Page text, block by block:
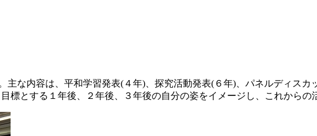
主な内容は、平和学習発表(４年)、探究活動発表(６年)、パネルディス
標とする１年後、２年後、３年後の自分の姿をイメージし、これからの